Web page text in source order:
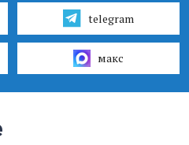
telegram
макс